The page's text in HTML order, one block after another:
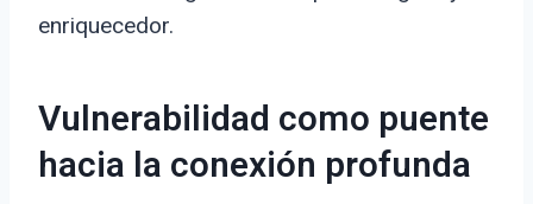
enriquecedor.
Vulnerabilidad como puente
hacia la conexión profunda